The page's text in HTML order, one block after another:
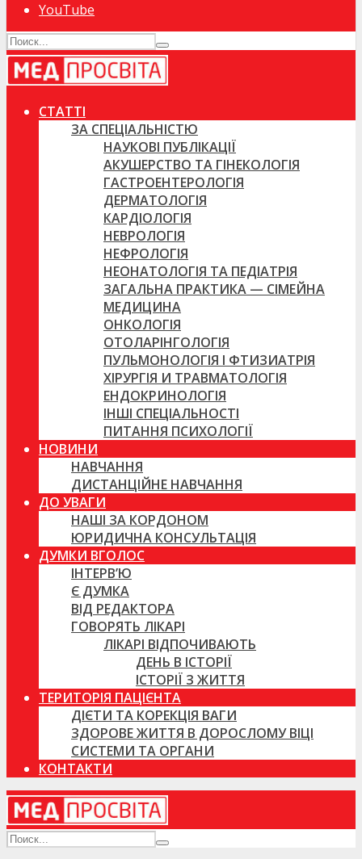
YouTube
СТАТТІ
ЗА СПЕЦІАЛЬНІСТЮ
НАУКОВІ ПУБЛІКАЦІЇ
АКУШЕРСТВО ТА ГІНЕКОЛОГІЯ
ГАСТРОЕНТЕРОЛОГІЯ
ДЕРМАТОЛОГІЯ
КАРДІОЛОГІЯ
НЕВРОЛОГІЯ
НЕФРОЛОГІЯ
НЕОНАТОЛОГІЯ ТА ПЕДІАТРІЯ
ЗАГАЛЬНА ПРАКТИКА — СІМЕЙНА
МЕДИЦИНА
ОНКОЛОГІЯ
ОТОЛАРІНГОЛОГІЯ
ПУЛЬМОНОЛОГІЯ І ФТИЗИАТРІЯ
ХІРУРГІЯ И ТРАВМАТОЛОГІЯ
ЕНДОКРИНОЛОГІЯ
ІНШІ СПЕЦІАЛЬНОСТІ
ПИТАННЯ ПСИХОЛОГІЇ
НОВИНИ
НАВЧАННЯ
ДИСТАНЦІЙНЕ НАВЧАННЯ
ДО УВАГИ
НАШІ ЗА КОРДОНОМ
ЮРИДИЧНА КОНСУЛЬТАЦІЯ
ДУМКИ ВГОЛОС
ІНТЕРВ’Ю
Є ДУМКА
ВІД РЕДАКТОРА
ГОВОРЯТЬ ЛІКАРІ
ЛІКАРІ ВІДПОЧИВАЮТЬ
ДЕНЬ В ІСТОРІЇ
ІСТОРІЇ З ЖИТТЯ
ТЕРИТОРІЯ ПАЦІЄНТА
ДІЄТИ ТА КОРЕКЦІЯ ВАГИ
ЗДОРОВЕ ЖИТТЯ В ДОРОСЛОМУ ВІЦІ
СИСТЕМИ ТА ОРГАНИ
КОНТАКТИ